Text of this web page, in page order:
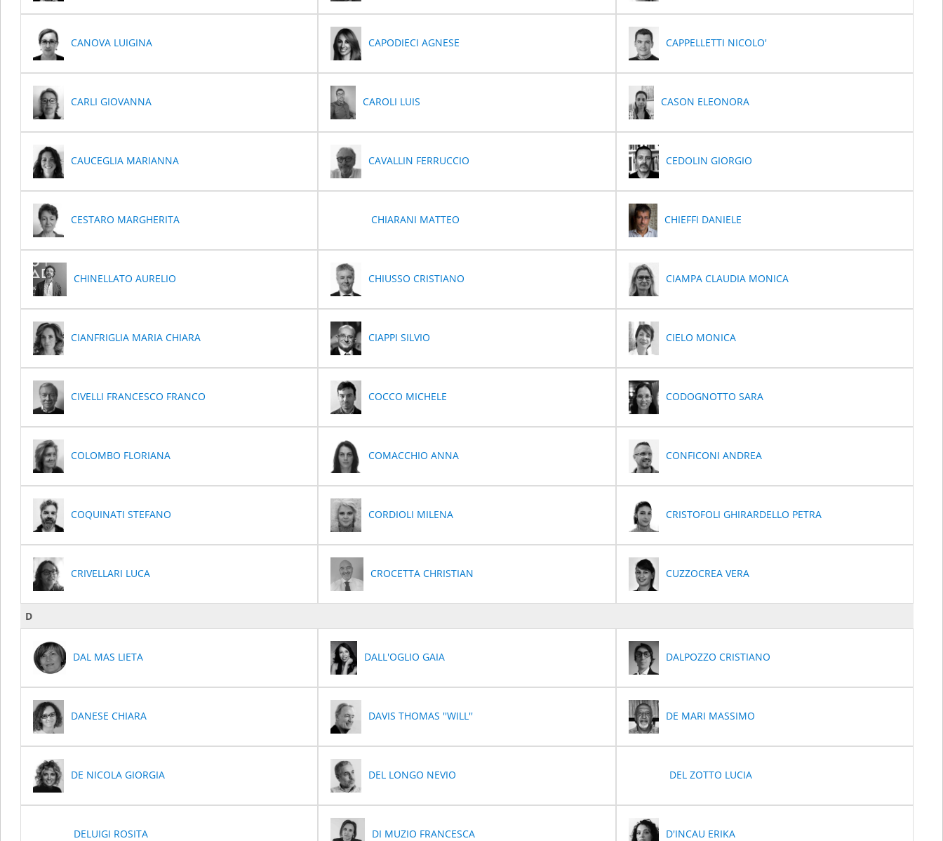
CANOVA LUIGINA CAPODIECI AGNESE CAPPELLETTI NICOLO'
CARLI GIOVANNA CAROLI LUIS CASON ELEONORA
CAUCEGLIA MARIANNA CAVALLIN FERRUCCIO CEDOLIN GIORGIO
CESTARO MARGHERITA CHIARANI MATTEO CHIEFFI DANIELE
CHINELLATO AURELIO CHIUSSO CRISTIANO CIAMPA CLAUDIA MONICA
CIANFRIGLIA MARIA CHIARA CIAPPI SILVIO CIELO MONICA
CIVELLI FRANCESCO FRANCO COCCO MICHELE CODOGNOTTO SARA
COLOMBO FLORIANA COMACCHIO ANNA CONFICONI ANDREA
COQUINATI STEFANO CORDIOLI MILENA CRISTOFOLI GHIRARDELLO PETRA
CRIVELLARI LUCA CROCETTA CHRISTIAN CUZZOCREA VERA
D
DAL MAS LIETA DALL'OGLIO GAIA DALPOZZO CRISTIANO
DANESE CHIARA DAVIS THOMAS ''WILL'' DE MARI MASSIMO
DE NICOLA GIORGIA DEL LONGO NEVIO DEL ZOTTO LUCIA
DELUIGI ROSITA DI MUZIO FRANCESCA D'INCAU ERIKA